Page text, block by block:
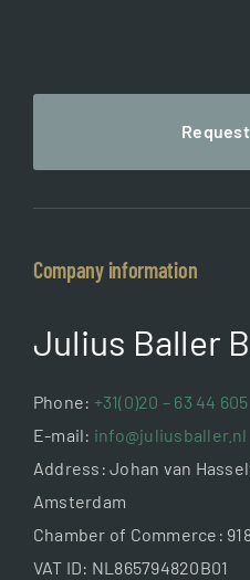
Company information
Julius Baller
Phone: +31(0)20 – 63 44 605
E-mail: info@juliusballer.nl
Address: Johan van
Amsterdam
Chamber of Commerce:
VAT ID: NL865794820B01